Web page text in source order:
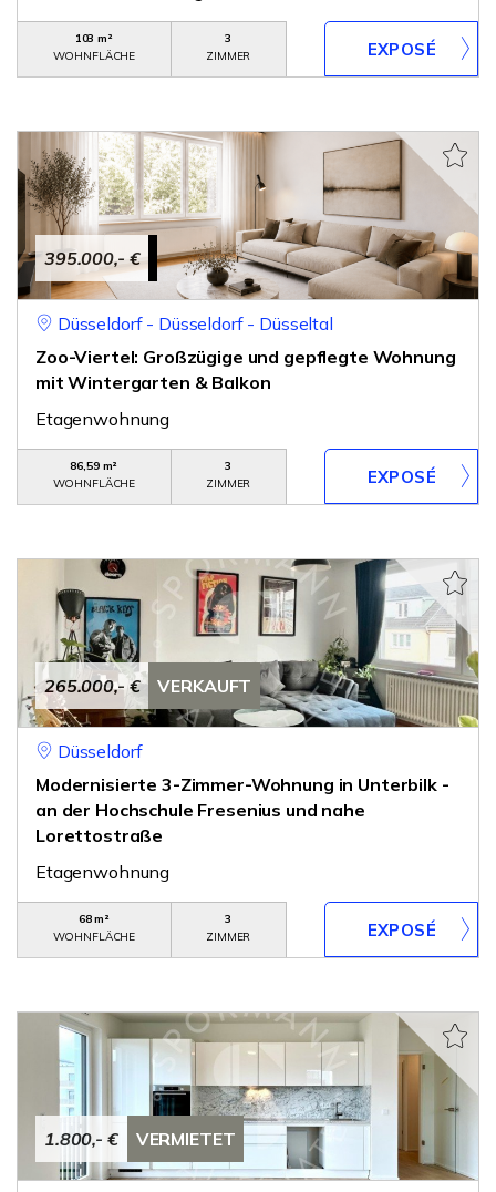
103 m²
WOHNFLÄCHE
3
ZIMMER
395.000,- €
Düsseldorf - Düsseldorf - Düsseltal
Zoo-Viertel: Großzügige und gepflegte Wohnung
mit Wintergarten & Balkon
Etagenwohnung
86,59 m²
WOHNFLÄCHE
3
ZIMMER
265.000,- € VERKAUFT
Düsseldorf
Modernisierte 3-Zimmer-Wohnung in Unterbilk -
an der Hochschule Fresenius und nahe
Lorettostraße
Etagenwohnung
68 m²
WOHNFLÄCHE
3
ZIMMER
1.800,- € VERMIETET